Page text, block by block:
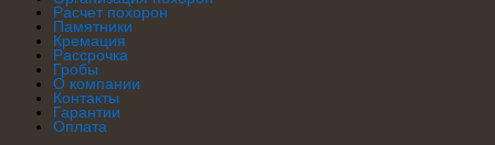
Расчет похорон
Памятники
Кремация
Рассрочка
Гробы
О компании
Контакты
Гарантии
Оплата